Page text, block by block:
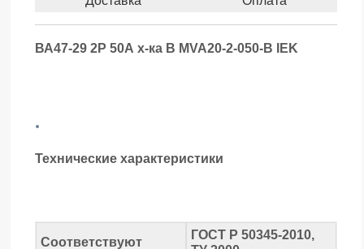
ВА47-29 2Р 50А х-ка В MVA20-2-050-B IEK
.
Технические характеристики
Соответствуют
ГОСТ Р 50345-2010,